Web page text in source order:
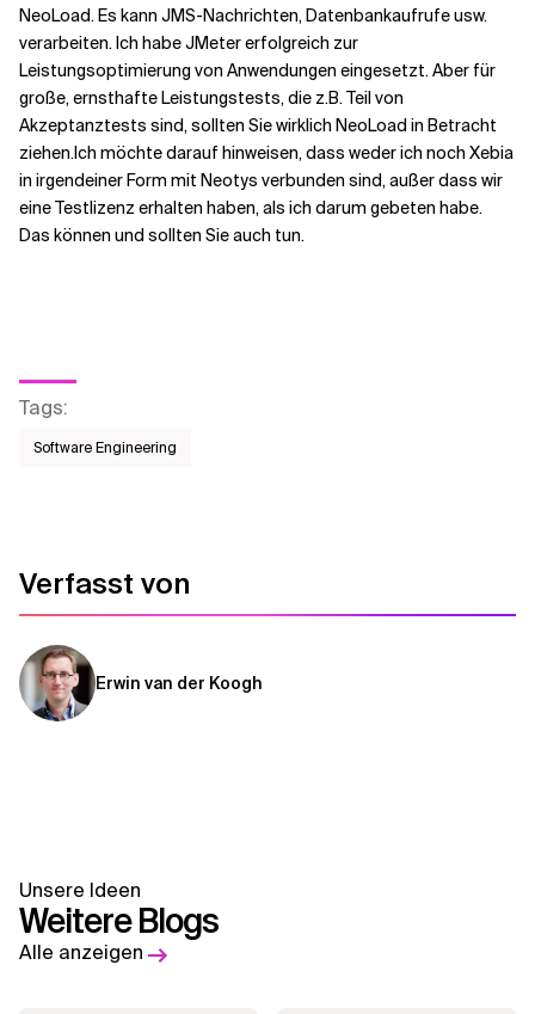
NeoLoad. Es kann JMS-Nachrichten, Datenbankaufrufe usw.
verarbeiten. Ich habe JMeter erfolgreich zur
Leistungsoptimierung von Anwendungen eingesetzt. Aber für
große, ernsthafte Leistungstests, die z.B. Teil von
Akzeptanztests sind, sollten Sie wirklich NeoLoad in Betracht
ziehen.Ich möchte darauf hinweisen, dass weder ich noch Xebia
in irgendeiner Form mit Neotys verbunden sind, außer dass wir
eine Testlizenz erhalten haben, als ich darum gebeten habe.
Das können und sollten Sie auch tun.
Tags:
Software Engineering
Verfasst von
Erwin van der Koogh
Unsere Ideen
Weitere Blogs
Alle anzeigen